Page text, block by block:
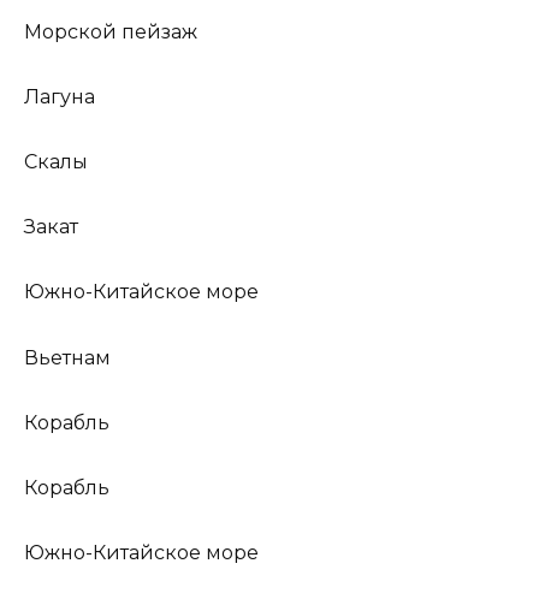
Морской пейзаж
Лагуна
Скалы
Закат
Южно-Китайское море
Вьетнам
Корабль
Корабль
Южно-Китайское море